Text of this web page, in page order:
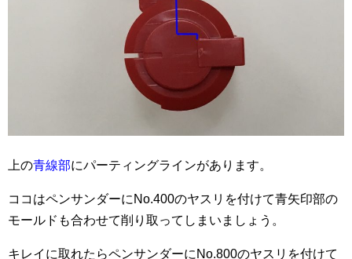
上の青線部にパーティングラインがあります。
ココはペンサンダーにNo.400のヤスリを付けて青矢印部の
モールドも合わせて削り取ってしまいましょう。
キレイに取れたらペンサンダーにNo.800のヤスリを付けて